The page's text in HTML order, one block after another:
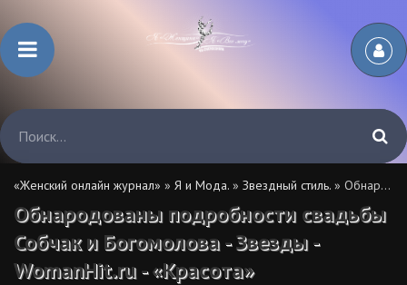
«Женский онлайн журнал» » Я и Мода. » Звездный стиль. » Обнародованы подробности свадьбы Собчак и Богомолова - Звезды - WomanHit.ru - «Красота»
Обнародованы подробности свадьбы
Собчак и Богомолова - Звезды -
WomanHit.ru - «Красота»